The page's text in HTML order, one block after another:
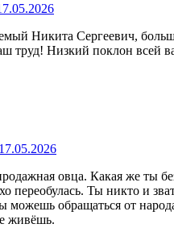
Никита Сергеевич,
труд! Низкий поклон всей
17.05.2026
овца. Какая же ты
переобулась. Ты никто и
можешь обращаться от
живёшь.